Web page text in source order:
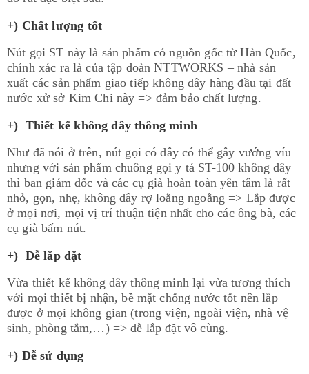
+) Chất lượng tốt
Nút gọi ST này là sản phẩm có nguồn gốc từ Hàn Quốc,
chính xác ra là của tập đoàn NTTWORKS – nhà sản
xuất các sản phẩm giao tiếp không dây hàng đầu tại đất
nước xử sở Kim Chi này => đảm bảo chất lượng.
+) Thiết kế không dây thông minh
Như đã nói ở trên, nút gọi có dây có thể gây vướng víu
nhưng với sản phẩm chuông gọi y tá ST-100 không dây
thì ban giám đốc và các cụ già hoàn toàn yên tâm là rất
nhỏ, gọn, nhẹ, không dây rợ loằng ngoằng => Lắp được
ở mọi nơi, mọi vị trí thuận tiện nhất cho các ông bà, các
cụ già bấm nút.
+) Dễ lắp đặt
Vừa thiết kế không dây thông minh lại vừa tương thích
với mọi thiết bị nhận, bề mặt chống nước tốt nên lắp
được ở mọi không gian (trong viện, ngoài viện, nhà vệ
sinh, phòng tắm,…) => dễ lắp đặt vô cùng.​
+) Dễ sử dụng